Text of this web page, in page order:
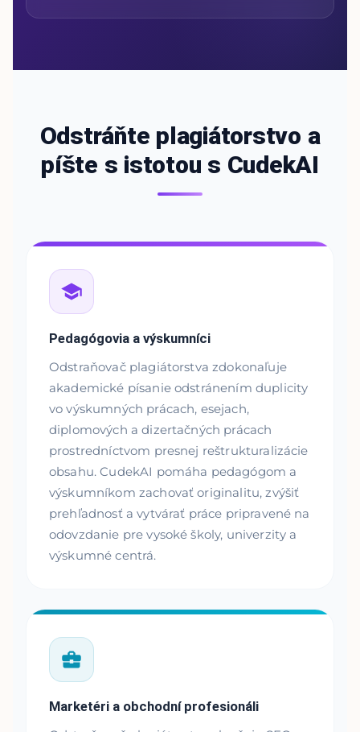
Odstráňte plagiátorstvo a
píšte s istotou s CudekAI
Pedagógovia a výskumníci
Odstraňovač plagiátorstva zdokonaľuje
akademické písanie odstránením duplicity
vo výskumných prácach, esejach,
diplomových a dizertačných prácach
prostredníctvom presnej reštrukturalizácie
obsahu. CudekAI pomáha pedagógom a
výskumníkom zachovať originalitu, zvýšiť
prehľadnosť a vytvárať práce pripravené na
odovzdanie pre vysoké školy, univerzity a
výskumné centrá.
Marketéri a obchodní profesionáli